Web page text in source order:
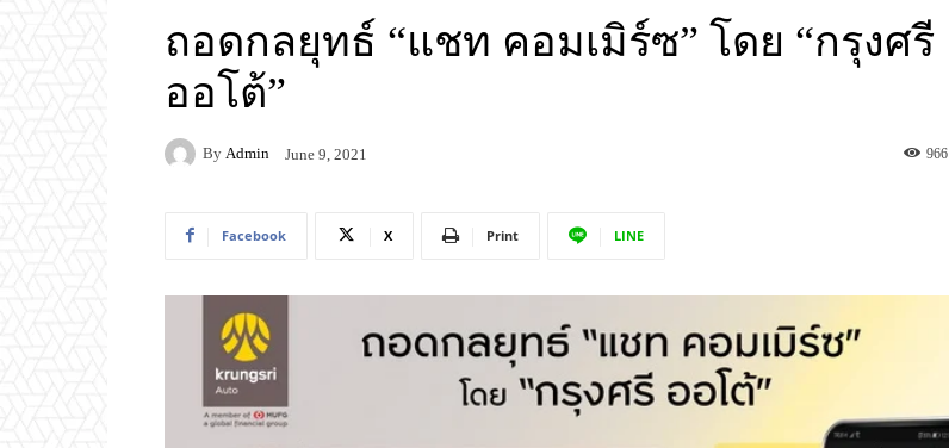
ถอดกลยุทธ์ “แชท คอมเมิร์ซ” โดย “กรุงศรี
ออโต้”
By Admin June 9, 2021 966
Facebook X Print LINE